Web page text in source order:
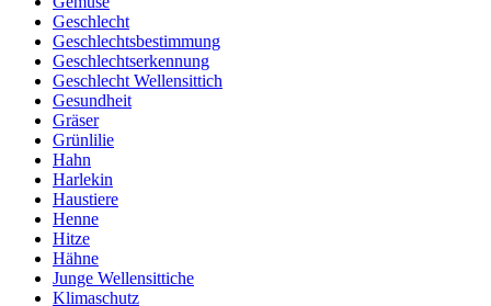
Geschlecht
Geschlechtsbestimmung
Geschlechtserkennung
Geschlecht Wellensittich
Gesundheit
Gräser
Grünlilie
Hahn
Harlekin
Haustiere
Henne
Hitze
Hähne
Junge Wellensittiche
Klimaschutz